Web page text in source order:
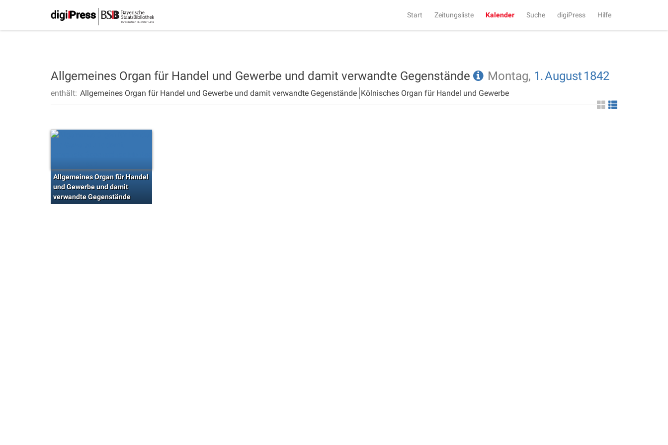
Start Zeitungsliste Kalender Suche digiPress Hilfe
Allgemeines Organ für Handel und Gewerbe und damit verwandte Gegenstände Montag, 1.August 1842
enthält: Allgemeines Organ für Handel und Gewerbe und damit verwandte Gegenstände Kölnisches Organ für Handel und Gewerbe
Allgemeines Organ für Handel
und Gewerbe und damit
verwandte Gegenstände